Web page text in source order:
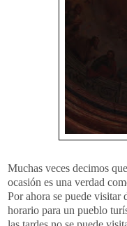
Muchas veces decimos
ocasión es una verdad
Por ahora se puede visitar
horario para un pueblo